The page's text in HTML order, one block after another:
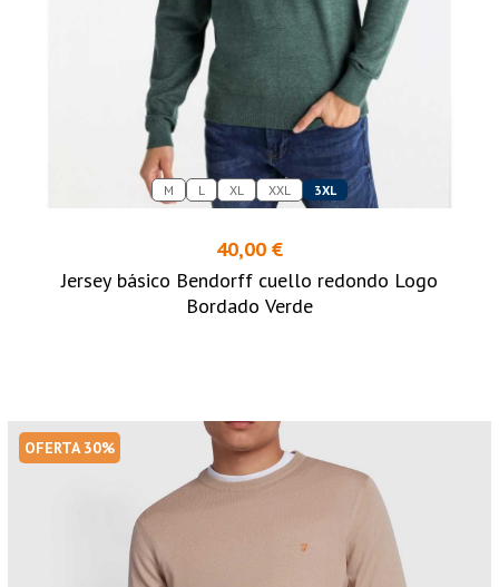
M L XL XXL 3XL
40,00 €
Jersey básico Bendorff cuello redondo Logo
Bordado Verde
OFERTA 30%